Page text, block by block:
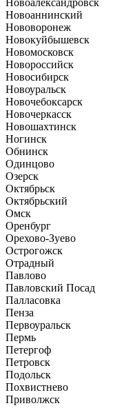
Новоалександровск
Новоаннинский
Нововоронеж
Новокуйбышевск
Новомосковск
Новороссийск
Новосибирск
Новоуральск
Новочебоксарск
Новочеркасск
Новошахтинск
Ногинск
Обнинск
Одинцово
Озерск
Октябрьск
Октябрьский
Омск
Оренбург
Орехово-Зуево
Острогожск
Отрадный
Павлово
Павловский Посад
Палласовка
Пенза
Первоуральск
Пермь
Петергоф
Петровск
Подольск
Похвистнево
Приволжск